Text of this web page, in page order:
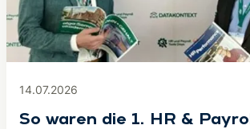
14.07.2026
So waren die 1. HR &